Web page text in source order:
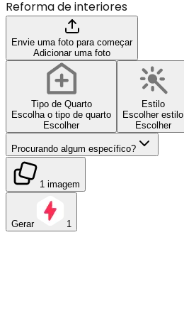
Reforma de interiores
Envie uma foto para começar
Adicionar uma foto
Tipo de Quarto
Escolha o tipo de quarto
Escolher
Estilo
Escolher estilo
Escolher
Procurando algum específico?
1 imagem
Gerar 1